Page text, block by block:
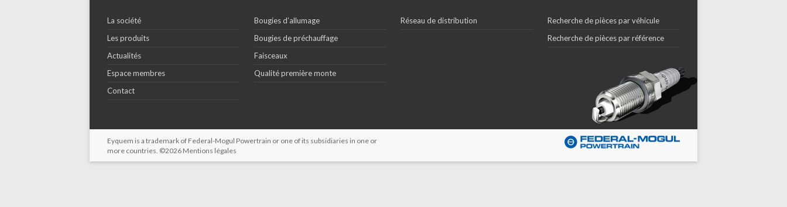
La société
Les produits
Actualités
Espace membres
Contact
Bougies d’allumage
Bougies de préchauffage
Faisceaux
Qualité première monte
Réseau de distribution
Recherche de pièces par véhicule
Recherche de pièces par référence
Eyquem is a trademark of Federal-Mogul Powertrain or one of its subsidiaries in one or
more countries. ©2026 Mentions légales